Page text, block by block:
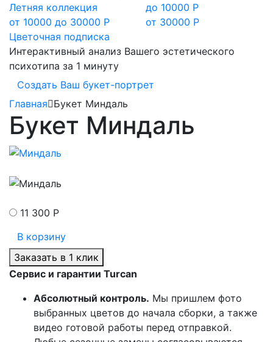
Летняя коллекция
до 10000 Р
от 10000 до 30000 Р
от 30000 Р
Цветочная подписка
Интерактивный анализ Вашего эстетического
психотипа за 1 минуту
Создать Ваш букет-портрет
Главная Букет Миндаль
Букет Миндаль
11 300 Р
В корзину
Заказать в 1 клик
Сервис и гарантии Turcan
Абсолютный контроль. Мы пришлем фото
выбранных цветов до начала сборки, а также
видео готовой работы перед отправкой.